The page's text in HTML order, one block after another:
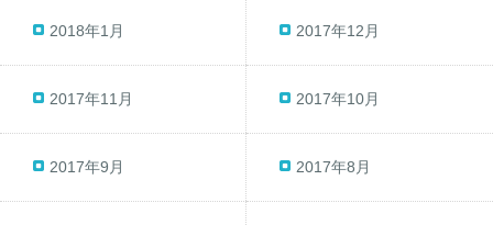
2018年1月 2017年12月
2017年11月 2017年10月
2017年9月 2017年8月